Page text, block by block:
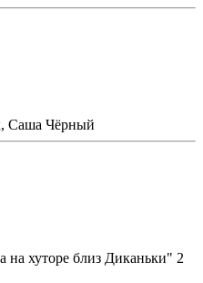
Саша Чёрный
хуторе близ Диканьки" 2